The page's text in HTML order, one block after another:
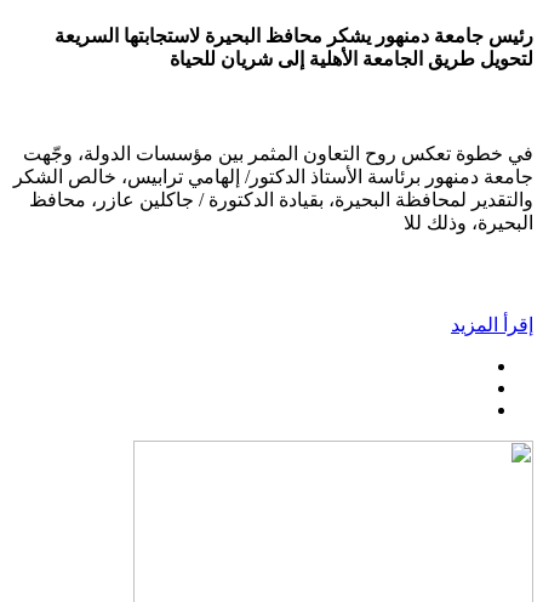
رئيس جامعة دمنهور يشكر محافظ البحيرة لاستجابتها السريعة
لتحويل طريق الجامعة الأهلية إلى شريان للحياة
في خطوة تعكس روح التعاون المثمر بين مؤسسات الدولة، وجّهت
جامعة دمنهور برئاسة الأستاذ الدكتور/ إلهامي ترابيس، خالص الشكر
والتقدير لمحافظة البحيرة، بقيادة الدكتورة / جاكلين عازر، محافظ
البحيرة، وذلك للا
إقرأ المزيد